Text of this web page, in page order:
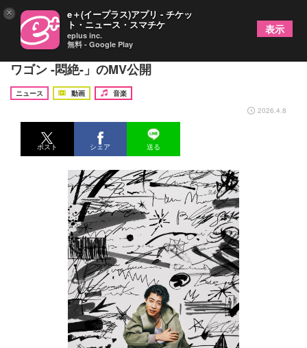
SKRYU、メジャー1st EP『絶』収録曲「ピンクの
ワゴン -悶絶-」のMV公開
ニュース 動画
音楽
2026.4.8
ポスト シェア 送る
× e＋(イープラス)アプリ - チケッ
ト・ニュース・スマチケ
eplus inc.
無料 - Google Play
表示